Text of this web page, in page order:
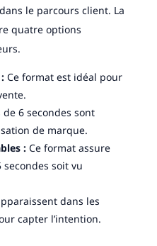
le parcours client. La
quatre options
Ce format est idéal pour
6 secondes sont
de marque.
:Ce format assure
soit vu
dans les
capter l’intention.